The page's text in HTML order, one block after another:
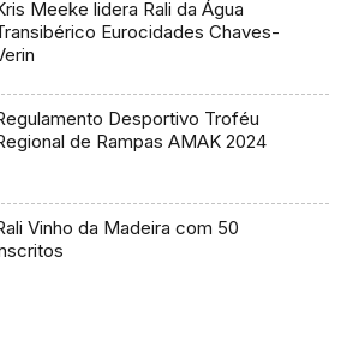
Meeke lidera Rali da Água
Eurocidades Chaves-
Desportivo Troféu
de Rampas AMAK 2024
Vinho da Madeira com 50